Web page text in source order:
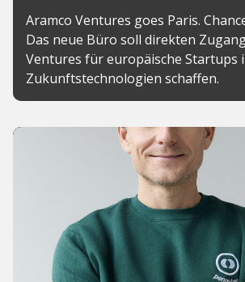
Aramco Ventures goes Paris.
Das neue Büro soll direkten
Ventures für europäische Startups
Zukunftstechnologien schaffen.